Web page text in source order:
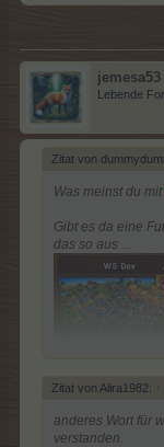
jemesa53
Lebende
Zitat von
Was meinst du mit
Gibt es da eine
das so aus ...
keine
Zitat von Alira1982: ↑
anderes Wort für
verstanden.